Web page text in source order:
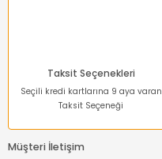
Taksit Seçenekleri
Seçili kredi kartlarına 9 aya varan
Taksit Seçeneği
Müşteri İletişim